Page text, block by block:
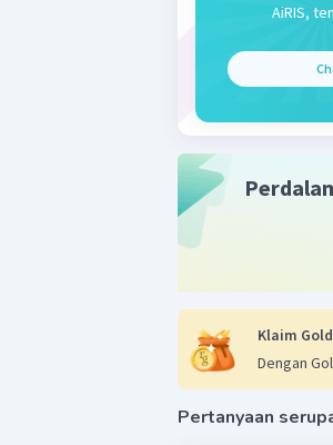
AiRIS,
Klaim
Dengan
Pertanyaan